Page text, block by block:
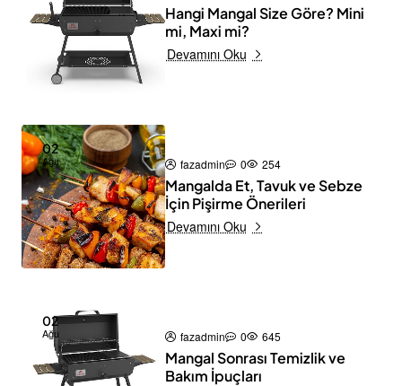
Hangi Mangal Size Göre? Mini
mi, Maxi mi?
Devamını Oku
02
Ağu fazadmin 0 254
Mangalda Et, Tavuk ve Sebze
İçin Pişirme Önerileri
Devamını Oku
02
Ağu fazadmin 0 645
Mangal Sonrası Temizlik ve
Bakım İpuçları